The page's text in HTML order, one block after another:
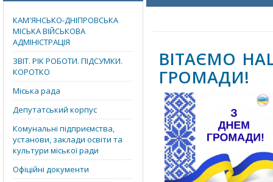
КАМ'ЯНСЬКО-ДНІПРОВСЬКА
МІСЬКА ВІЙСЬКОВА
АДМІНІСТРАЦІЯ
ЗВІТ. РІК РОБОТИ. ПІДСУМКИ.
КОРОТКО
Міська рада
Депутатський корпус
Комунальні підприємства,
установи, заклади освіти та
культури міської ради
Офіційні документи
ВІТАЄМО
ГРОМАДИ!